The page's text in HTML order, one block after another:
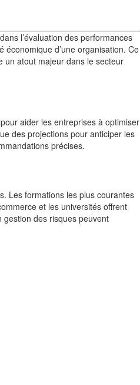
l’évaluation des performances
économique d’une organisation. Ce
un atout majeur dans le secteur
aider les entreprises à optimiser
des projections pour anticiper les
précises.
Les formations les plus courantes
et les universités offrent
gestion des risques peuvent